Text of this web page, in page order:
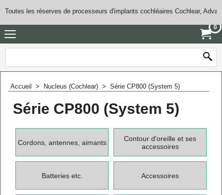
Toutes les réserves de processeurs d'implants cochléaires Cochlear,
0
Accueil > Nucleus (Cochlear) > Série CP800 (System 5)
Série CP800 (System 5)
Cordons, antennes, aimants
Contour d'oreille et ses
accessoires
Batteries etc. Accessoires